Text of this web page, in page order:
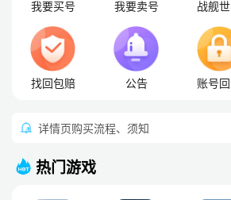
我要买号 我要卖号 战舰
找回包赔 公告 账号
详情页购买流程、须知
热门游戏